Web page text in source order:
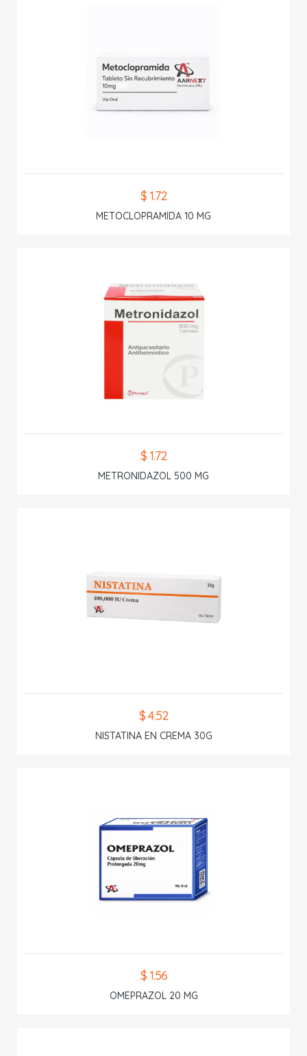
$ 1.72
METOCLOPRAMIDA 10 MG
$ 1.72
METRONIDAZOL 500 MG
$ 4.52
NISTATINA EN CREMA 30G
$ 1.56
OMEPRAZOL 20 MG